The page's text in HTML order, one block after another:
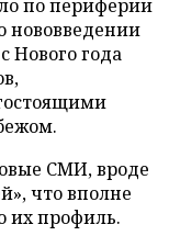
по периферии
нововведении
Нового года
СМИ, вроде
что вполне
их профиль.